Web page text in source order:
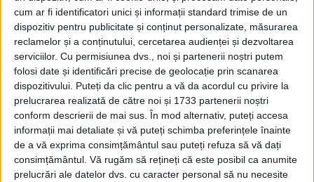
cum ar fi identificatori unici și informații standard trimise de un
dispozitiv pentru publicitate și conținut personalizate, măsurarea
reclamelor și a conținutului, cercetarea audienței și dezvoltarea
serviciilor. Cu permisiunea dvs., noi și partenerii noștri putem
folosi date și identificări precise de geolocație prin scanarea
dispozitivului. Puteți da clic pentru a vă da acordul cu privire la
prelucrarea realizată de către noi și 1733 partenerii noștri
conform descrierii de mai sus. În mod alternativ, puteți accesa
informații mai detaliate și vă puteți schimba preferințele înainte
de a vă exprima consimțământul sau puteți refuza să vă dați
consimțământul. Vă rugăm să rețineți că este posibil ca anumite
prelucrări ale datelor dvs. cu caracter personal să nu necesite
ETICHETE: AGENTI SOVIETICI, AL DOILEA RAZBOI MONDIAL,ASUL
AVIAȚIEI
PUBLICAT IN CATEGORIILE: IUNIE 2023
DISTRIBUIE ȘTIREA:
FACEBOOK
TWITTER
DACĂ VA PLAC MATERIALELE PUBLICATE, VA INVITĂM SĂ NE URMĂRIȚI
ȘI PE PAGINA NOASTRĂ DE FACEBOOK
RECOMANDARI PENTRU TINE